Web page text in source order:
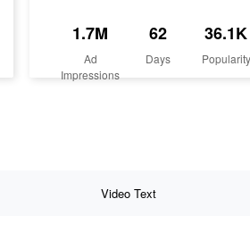
1.7M
Ad
Impressions
62
Days
36.1K
Popularity
Video Text